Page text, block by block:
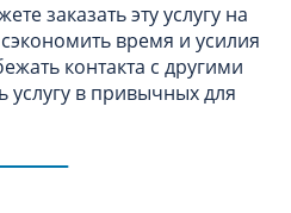
заказать эту услугу на
время и усилия
контакта с другими
услугу в привычных для